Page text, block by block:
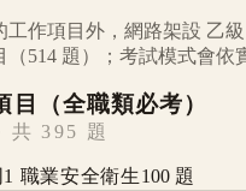
作項目外， 網路架設 乙級
（514 題）；考試模式會依
目（全職類必考）
共 395 題
職業安全衛生100題